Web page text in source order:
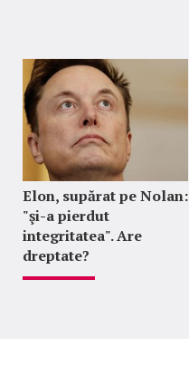
Elon, supărat pe Nolan:
"şi-a pierdut
integritatea". Are
dreptate?